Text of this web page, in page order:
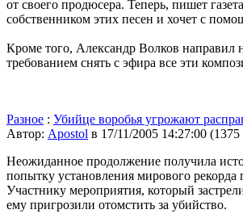
от своего продюсера. Теперь, пишет
собственником этих песен и хочет с
Кроме того, Александр Волков направил
требованием снять с эфира все эти
Разное : Убийце воробья угрожают
Автор: Apostol в 17/11/2005 14:27:00 (
Неожиданное продолжение получила
попытку установления мирового
Участнику мероприятия, который
ему пригрозили отомстить за убийство.